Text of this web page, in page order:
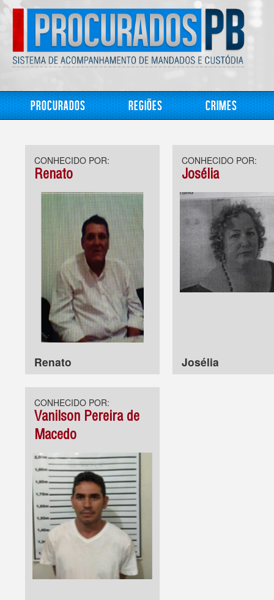
Procurados Regiões Crimes
CONHECIDO POR:
Renato
Renato
CONHECIDO POR:
Josélia
Josélia
CONHECIDO POR:
Vanilson Pereira de
Macedo